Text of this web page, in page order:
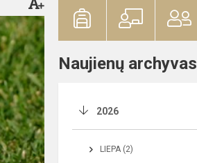
Naujienų archyvas
2026
LIEPA (2)